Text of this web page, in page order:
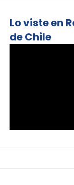
Lo viste en
de Chile